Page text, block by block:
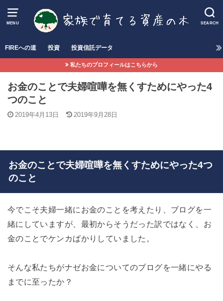
MENU SEARCH
FIREへの道 投資 投資信託データ
私たちのプロフィールはこちらから
お金のことで夫婦喧嘩を無くすためにやった4
つのこと
2019年4月13日 2019年9月28日
お金のことで夫婦喧嘩を無くすためにやった4つ
のこと
今でこそ夫婦一緒にお金のことを考えたり、ブログを一
緒にしていますが、最初からそうだった訳ではなく、お
金のことでケンカばかりしていました。
そんな私たちがナゼお金についてのブログを一緒にやる
までに至ったか？